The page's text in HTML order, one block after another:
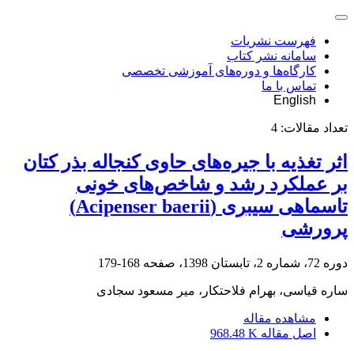
فهرست نشریات
سامانه نشر کتاب
کارگاه‌ها و دوره‌های آموزشی تخصصی
تماس با ما
English
تعداد مقالات: 4
اثر تغذیه با جیره‌های حاوی کنجاله بذر کتان
بر عملکرد رشد و شاخص‌های خونی
تاسماهی سیبری (Acipenser baerii)
پرورشی
دوره 72، شماره 2، تابستان 1398، صفحه 168-179
ساره قیاسی، بهرام فلاحتکار، میر مسعود سجادی
مشاهده مقاله
اصل مقاله 968.48 K